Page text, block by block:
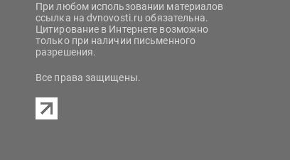
При любом использовании материалов
ссылка на dvnovosti.ru обязательна.
Цитирование в Интернете возможно
только при наличии письменного
разрешения.
Все права защищены.